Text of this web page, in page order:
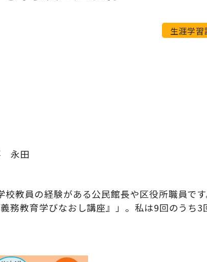
生涯学習
永田
教員の経験がある公民館長や区役所職員で
務教育学びなおし講座』」。私は9回のうち3